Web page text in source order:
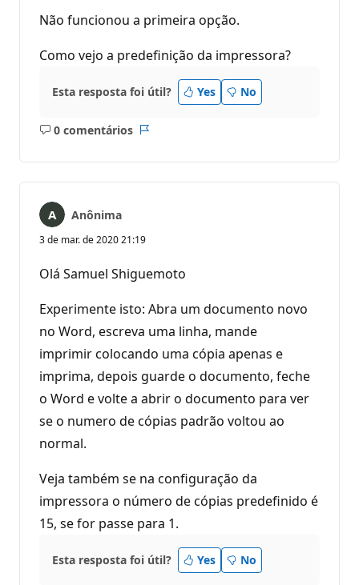
Não funcionou a primeira opção.
Como vejo a predefinição da impressora?
Esta resposta foi útil? Yes No
0 comentários
Sem
Anônima
3 de mar. de 2020 21:19
Olá Samuel Shiguemoto
Experimente isto: Abra um documento novo
no Word, escreva uma linha, mande
imprimir colocando uma cópia apenas e
imprima, depois guarde o documento, feche
o Word e volte a abrir o documento para ver
se o numero de cópias padrão voltou ao
normal.
Veja também se na configuração da
impressora o número de cópias predefinido é
15, se for passe para 1.
Esta resposta foi útil? Yes No